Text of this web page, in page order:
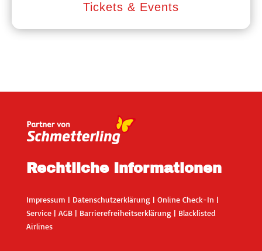
Tickets & Events
Rechtliche Informationen
Impressum | Datenschutzerklärung | Online Check-In |
Service| AGB| Barrierefreiheitserklärung | Blacklisted
Airlines